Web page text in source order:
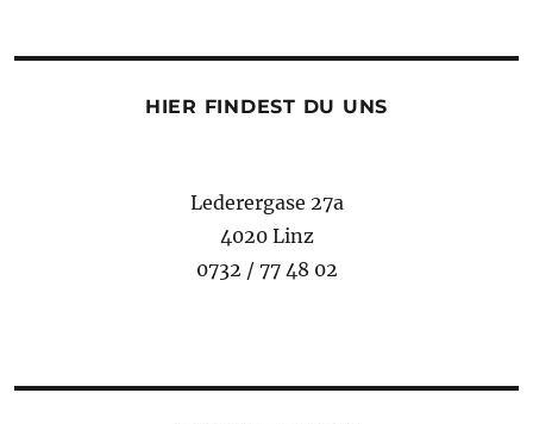
HIER FINDEST DU UNS
Lederergase 27a
4020 Linz
0732 / 77 48 02